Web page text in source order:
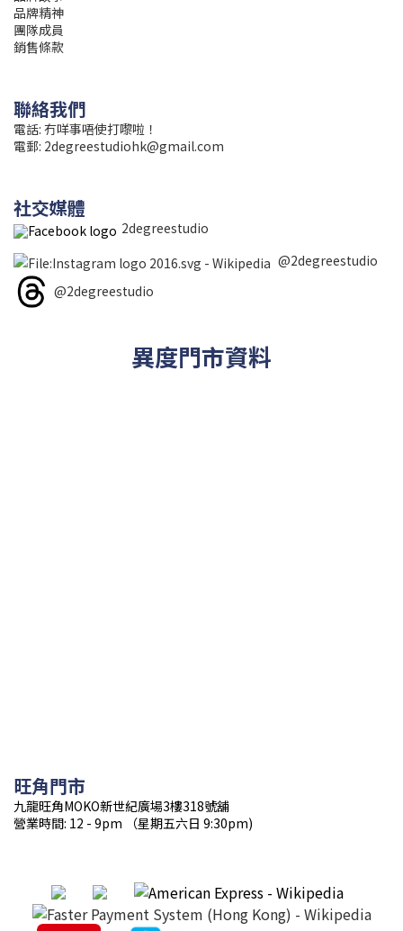
品牌精神
團隊成員
銷售條款
聯絡我們
電話: 冇咩事唔使打嚟啦！
電郵: 2degreestudiohk@gmail.com
社交媒體
2degreestudio
@2degreestudio
@2degreestudio
異度門市資料
旺角門市
九龍旺角MOKO新世紀廣場3樓318號舖
營業時間: 12 - 9pm （星期五六日 9:30pm)